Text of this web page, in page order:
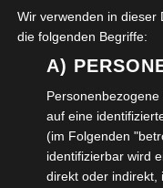
Schreibe
Deine E-Mail-
Kommentar*
Wir verwenden in dieser
die folgenden Begriffe:
A)
auf eine
(im Folgenden
identifizierbar wird
direkt oder indirekt,